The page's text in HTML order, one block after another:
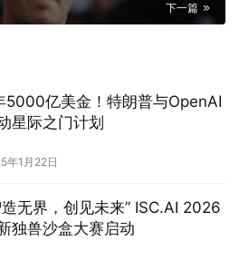
下一篇
5000亿美金！特朗普与OpenAI
星际之门计划
年1月22日
造无界，创见未来” ISC.AI 2026
独兽沙盒大赛启动